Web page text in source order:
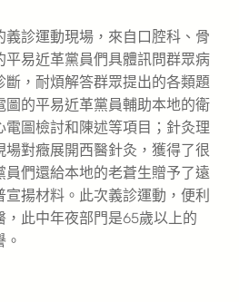
診運動現場，來自口腔科、骨
平易近革黨員們具體訊問群眾病
，耐煩解答群眾提出的各類題
圖的平易近革黨員輔助本地的衛
電圖檢討和陳述等項目；針灸理
對癥展開西醫針灸，獲得了很
們還給本地的老蒼生贈予了遠
揚材料。此次義診運動，便利
此中年夜部門是65歲以上的